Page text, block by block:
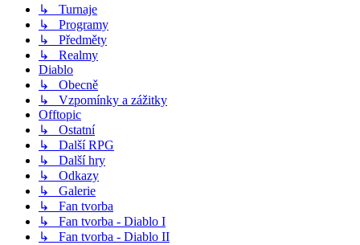
↳ Turnaje
↳ Programy
↳ Předměty
↳ Realmy
Diablo
↳ Obecně
↳ Vzpomínky a zážitky
Offtopic
↳ Ostatní
↳ Další RPG
↳ Další hry
↳ Odkazy
↳ Galerie
↳ Fan tvorba
↳ Fan tvorba - Diablo I
↳ Fan tvorba - Diablo II